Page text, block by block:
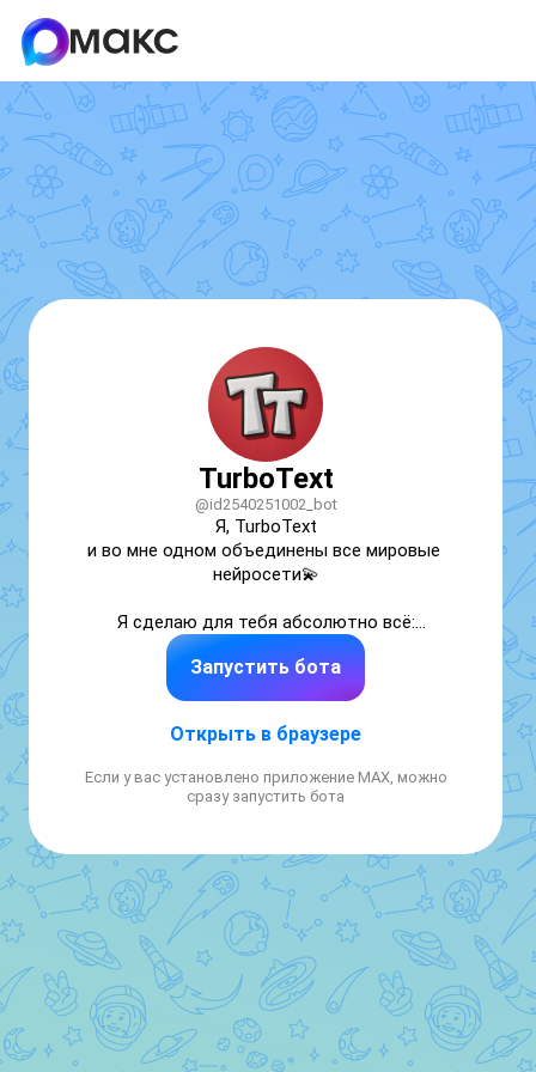
TurboText
@id2540251002_bot
Я, TurboText
и во мне одном объединены все мировые
нейросети💫
Я сделаю для тебя абсолютно всё:
🎈найду в поиске
🎈выполню любую работу
🎈нарисую и зафотошоплю
Запустить бота
Открыть в браузере
Если у вас установлено приложение MAX, можно
сразу запустить бота